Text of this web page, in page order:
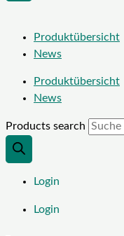
Produktübersicht
News
Produktübersicht
News
Products search
Login
Login